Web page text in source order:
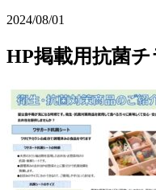
2024/08/01
HP掲載用抗菌チ